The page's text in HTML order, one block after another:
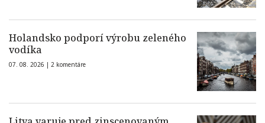
Holandsko podporí výrobu zeleného
vodíka
07. 08. 2026 | 2 komentáre